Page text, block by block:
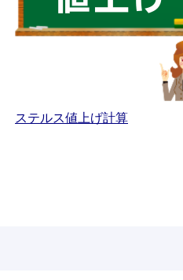
ステルス値上げ計算